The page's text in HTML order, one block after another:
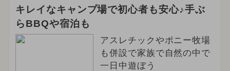
キレイなキャンプ場で初心者も安心♪手ぶ
らBBQや宿泊も
アスレチックやポニー牧場
も併設で家族で自然の中で
一日中遊ぼう